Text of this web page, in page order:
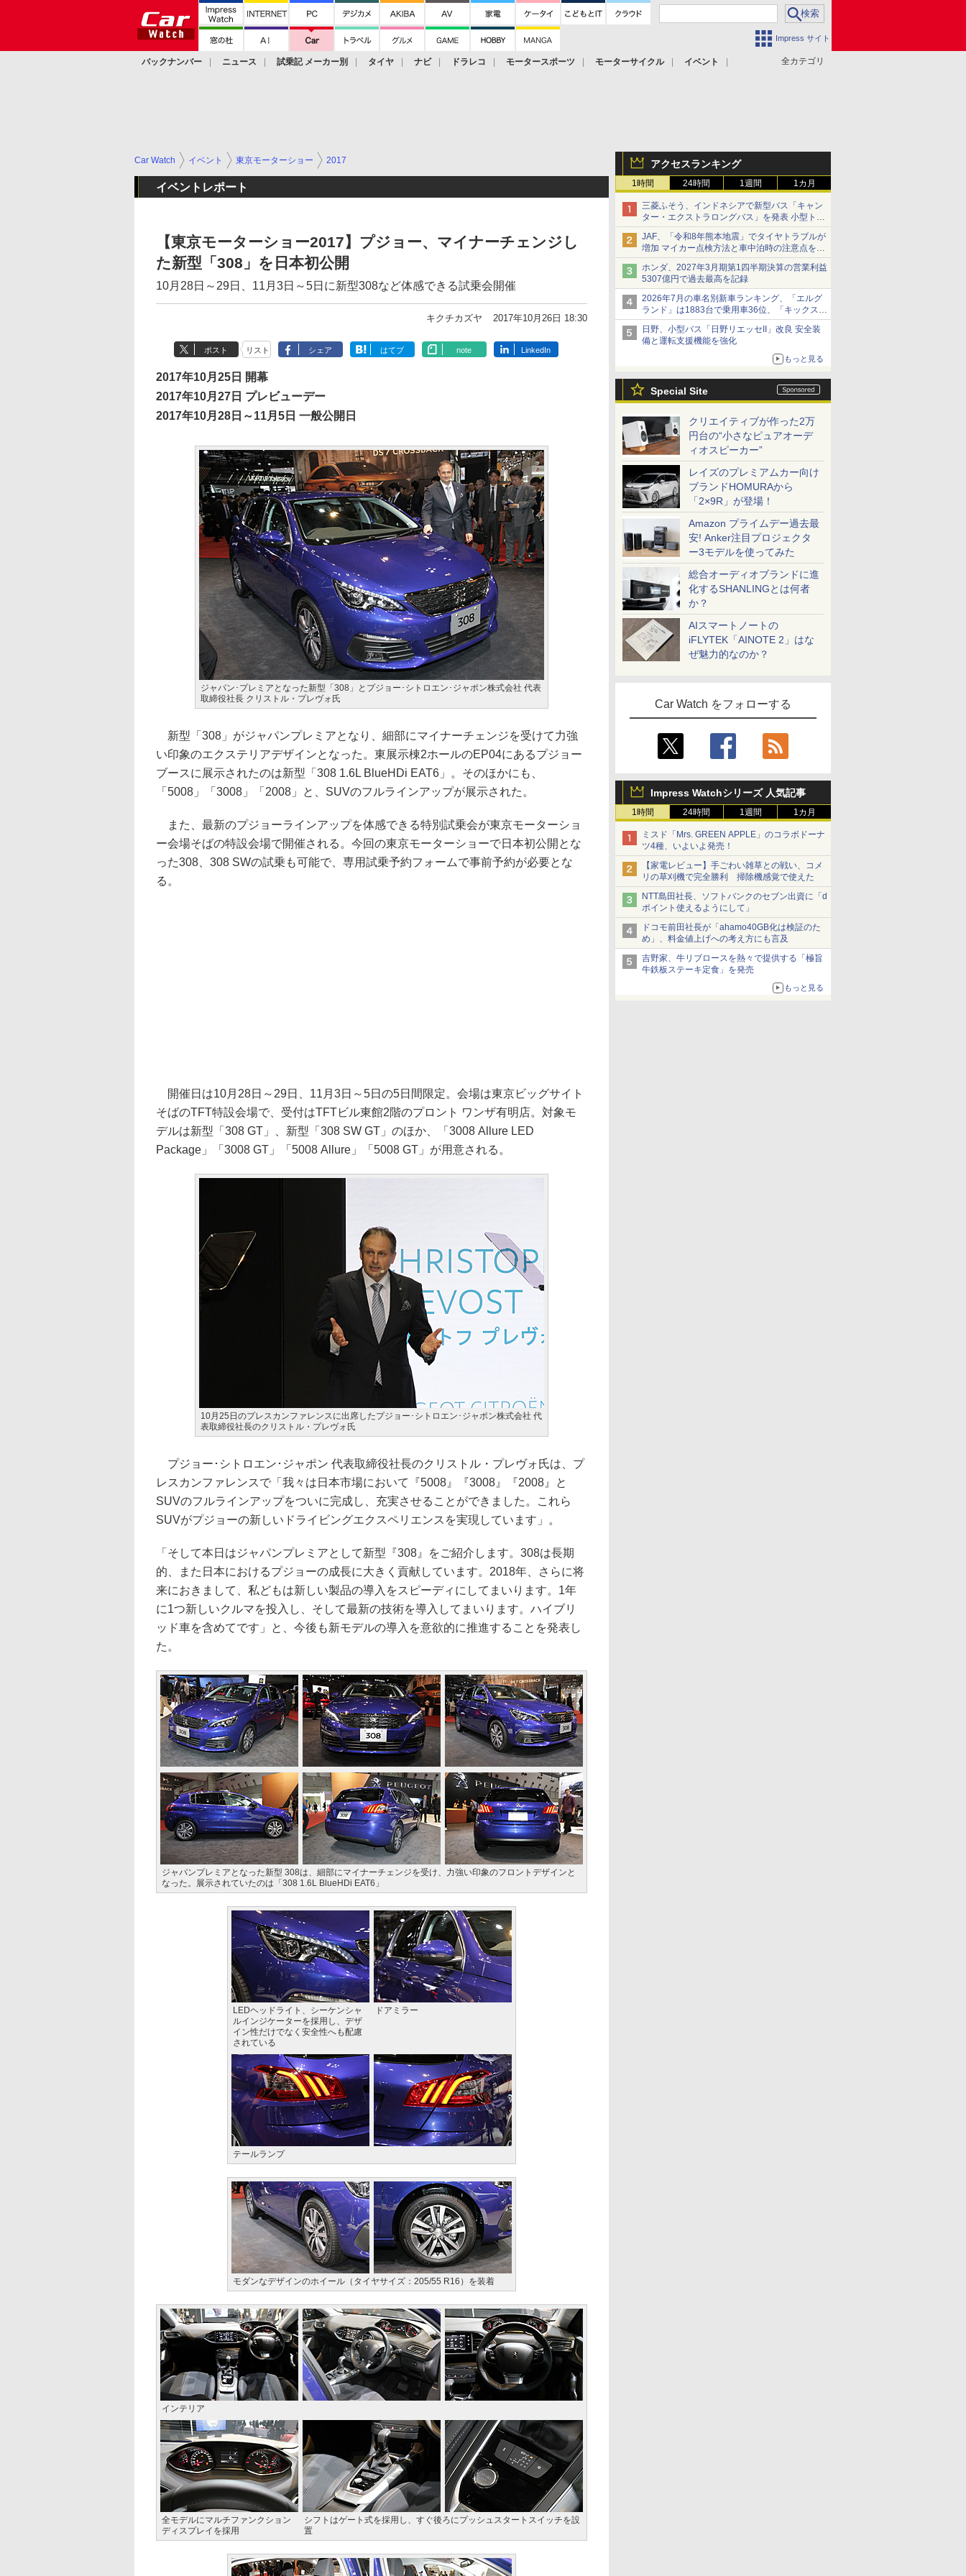
Impress サイト
全カテゴリ
バックナンバー ニュース 試乗記 メーカー別 タイヤ ナビ ドラレコ モータースポーツ モーターサイクル
イベント
アクセスランキング
1時間 24時間 1週間 1カ月
三菱ふそう、インドネシアで新型バス「キャン
ター・エクストラロングバス」を発表 小型トラ
ックベースの観光・旅客輸送向けバス
JAF、「令和8年熊本地震」でタイヤトラブルが
増加 マイカー点検方法と車中泊時の注意点を呼
びかけ
ホンダ、2027年3月期第1四半期決算の営業利益
5307億円で過去最高を記録
2026年7月の車名別新車ランキング、「エルグ
ランド」は1883台で乗用車36位、「キックス」
は2591台で27位に
日野、小型バス「日野リエッセII」改良 安全装
備と運転支援機能を強化
もっと見る
Special Site
クリエイティブが作った2万
円台の“小さなピュアオーデ
ィオスピーカー”
レイズのプレミアムカー向け
ブランドHOMURAから
「2×9R」が登場！
Amazon プライムデー過去最
安! Anker注目プロジェクタ
ー3モデルを使ってみた
総合オーディオブランドに進
化するSHANLINGとは何者
か？
AIスマートノートの
iFLYTEK「AINOTE 2」はな
ぜ魅力的なのか？
Car Watch をフォローする
Impress Watchシリーズ 人気記事
1時間 24時間 1週間 1カ月
ミスド「Mrs. GREEN APPLE」のコラボドーナ
ツ4種、いよいよ発売！
【家電レビュー】手ごわい雑草との戦い、コメ
リの草刈機で完全勝利 掃除機感覚で使えた
NTT島田社長、ソフトバンクのセブン出資に「d
ポイント使えるようにして」
ドコモ前田社長が「ahamo40GB化は検証のた
め」、料金値上げへの考え方にも言及
吉野家、牛リブロースを熱々で提供する「極旨
牛鉄板ステーキ定食」を発売
もっと見る
Car Watch イベント 東京モーターショー 2017
イベントレポート
【東京モーターショー2017】プジョー、マイナーチェンジし
た新型「308」を日本初公開
10月28日～29日、11月3日～5日に新型308など体感できる試乗会開催
キクチカズヤ 2017年10月26日 18:30
ポスト リスト シェア はてブ note LinkedIn
2017年10月25日 開幕
2017年10月27日 プレビューデー
2017年10月28日～11月5日 一般公開日
ジャパン･プレミアとなった新型「308」とプジョー･シトロエン･ジャポン株式会社 代表
取締役社長 クリストル・プレヴォ氏
新型「308」がジャパンプレミアとなり、細部にマイナーチェンジを受けて力強
い印象のエクステリアデザインとなった。東展示棟2ホールのEP04にあるプジョー
ブースに展示されたのは新型「308 1.6L BlueHDi EAT6」。そのほかにも、
「5008」「3008」「2008」と、SUVのフルラインアップが展示された。
また、最新のプジョーラインアップを体感できる特別試乗会が東京モーターショ
ー会場そばの特設会場で開催される。今回の東京モーターショーで日本初公開とな
った308、308 SWの試乗も可能で、専用試乗予約フォームで事前予約が必要とな
る。
開催日は10月28日～29日、11月3日～5日の5日間限定。会場は東京ビッグサイト
そばのTFT特設会場で、受付はTFTビル東館2階のプロント ワンザ有明店。対象モ
デルは新型「308 GT」、新型「308 SW GT」のほか、「3008 Allure LED
Package」「3008 GT」「5008 Allure」「5008 GT」が用意される。
10月25日のプレスカンファレンスに出席したプジョー･シトロエン･ジャポン株式会社 代
表取締役社長のクリストル・プレヴォ氏
プジョー･シトロエン･ジャポン 代表取締役社長のクリストル・プレヴォ氏は、プ
レスカンファレンスで「我々は日本市場において『5008』『3008』『2008』と
SUVのフルラインアップをついに完成し、充実させることができました。これら
SUVがプジョーの新しいドライビングエクスペリエンスを実現しています」。
「そして本日はジャパンプレミアとして新型『308』をご紹介します。308は長期
的、また日本におけるプジョーの成長に大きく貢献しています。2018年、さらに将
来におきまして、私どもは新しい製品の導入をスピーディにしてまいります。1年
に1つ新しいクルマを投入し、そして最新の技術を導入してまいります。ハイブリ
ッド車を含めてです」と、今後も新モデルの導入を意欲的に推進することを発表し
た。
ジャパンプレミアとなった新型 308は、細部にマイナーチェンジを受け、力強い印象のフロントデザインと
なった。展示されていたのは「308 1.6L BlueHDi EAT6」
LEDヘッドライト、シーケンシャ
ルインジケーターを採用し、デザ
イン性だけでなく安全性へも配慮
されている
ドアミラー
テールランプ
モダンなデザインのホイール（タイヤサイズ：205/55 R16）を装着
インテリア
全モデルにマルチファンクション
ディスプレイを採用
シフトはゲート式を採用し、すぐ後ろにプッシュスタートスイッチを設
置